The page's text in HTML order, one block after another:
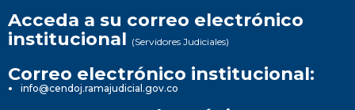
Acceda a su correo electrónico
institucional (Servidores Judiciales)
Correo electrónico institucional:
info@cendoj.ramajudicial.gov.co